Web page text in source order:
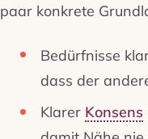
paar konkrete
Bedürfnisse
dass der
Klarer Konsens